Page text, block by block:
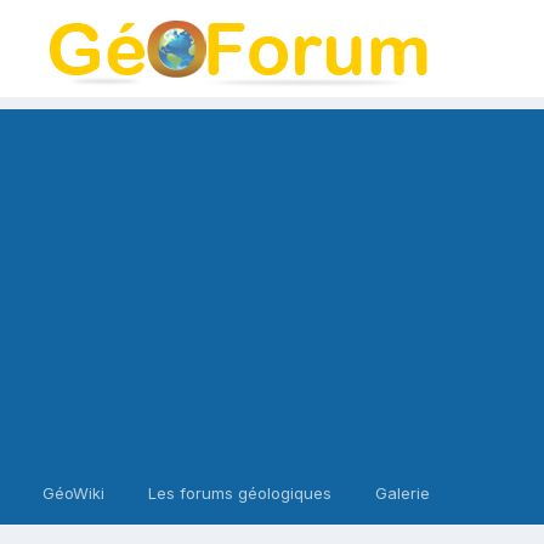
GéoWiki Les forums géologiques Galerie